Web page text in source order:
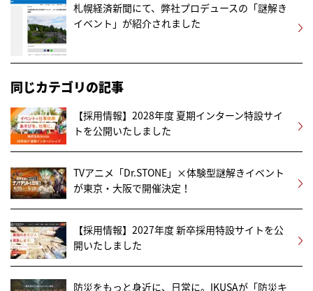
札幌経済新聞にて、弊社プロデュースの「謎解き
イベント」が紹介されました
同じカテゴリの記事
【採用情報】2028年度 夏期インターン特設サイ
トを公開いたしました
TVアニメ「Dr.STONE」×体験型謎解きイベント
が東京・大阪で開催決定！
【採用情報】2027年度 新卒採用特設サイトを公
開いたしました
防災をもっと身近に、日常に。IKUSAが「防災キ